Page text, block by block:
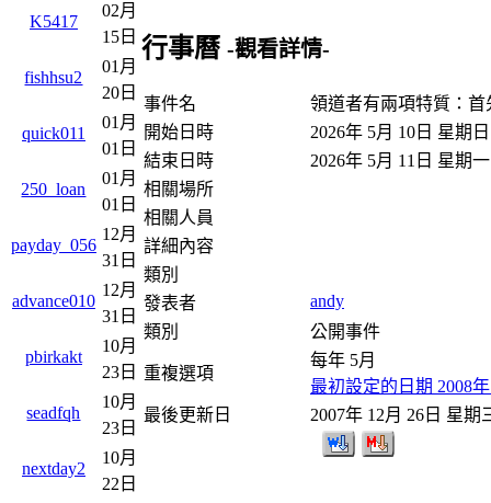
K5417
02月
15日
fishhsu2
01月
20日
quick011
01月
01日
250_loan
01月
01日
payday_056
12月
31日
advance010
12月
31日
pbirkakt
10月
23日
seadfqh
10月
23日
nextday2
10月
22日
行事曆 -觀看詳情-
事件名
領道者有兩項特質：
開始日時
2026年 5月 10日 星期
結束日時
2026年 5月 11日 星期
相關場所
相關人員
詳細內容
類別
發表者
andy
類別
公開事件
重複選項
每年 5月
最初設定的日期 2008
最後更新日
2007年 12月 26日 星期